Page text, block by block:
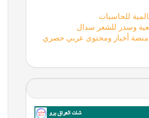
للحاسبات
وسدر للشعر سدال
أخبار ومحتوى عربي حصري